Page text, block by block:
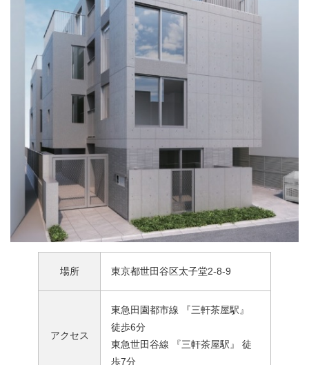
場所 東京都世田谷区太子堂2-8-9
アクセス
東急田園都市線 『三軒茶屋駅』
徒歩6分
東急世田谷線 『三軒茶屋駅』 徒
歩7分